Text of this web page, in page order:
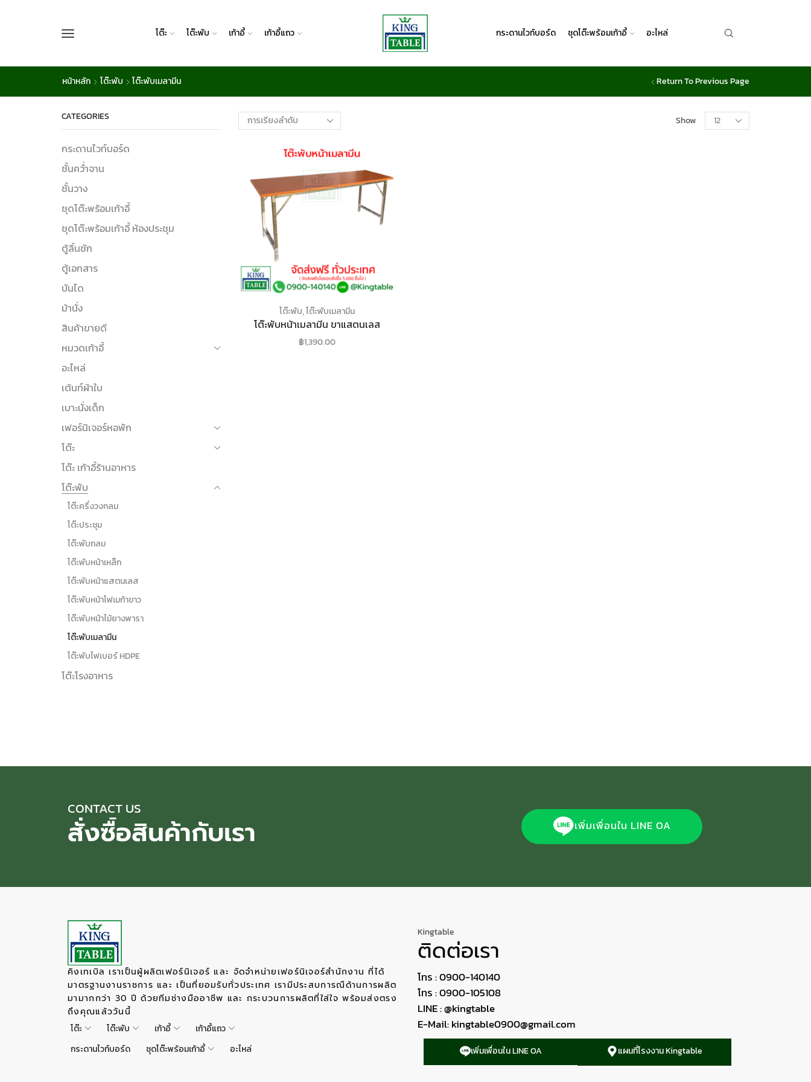
โต๊ะ โต๊ะพับ เก้าอี้ เก้าอี้แถว กระดานไวท์บอร์ด ชุดโต๊ะพร้อมเก้าอี้ อะไหล่
หน้าหลัก โต๊ะพับ โต๊ะพับเมลามีน Return To Previous Page
Show
โต๊ะพับ,โต๊ะพับเมลามีน
โต๊ะพับหน้าเมลามีน ขาแสตนเลส
฿1,390.00
CATEGORIES
กระดานไวท์บอร์ด
ชั้นคว่ำจาน
ชั้นวาง
ชุดโต๊ะพร้อมเก้าอี้
ชุดโต๊ะพร้อมเก้าอี้ ห้องประชุม
ตู้ลิ้นชัก
ตู้เอกสาร
บันได
ม้านั่ง
สินค้าขายดี
หมวดเก้าอี้
อะไหล่
เต้นท์ผ้าใบ
เบาะนั่งเด็ก
เฟอร์นิเจอร์หอพัก
โต๊ะ
โต๊ะ เก้าอี้ร้านอาหาร
โต๊ะพับ
โต๊ะครึ่งวงกลม
โต๊ะประชุม
โต๊ะพับกลม
โต๊ะพับหน้าเหล็ก
โต๊ะพับหน้าแสตนเลส
โต๊ะพับหน้าโฟเมก้าขาว
โต๊ะพับหน้าไม้ยางพารา
โต๊ะพับเมลามีน
โต๊ะพับไฟเบอร์ HDPE
โต๊ะโรงอาหาร
CONTACT US
สั่งซื้อสินค้ากับเรา เพิ่มเพื่อนใน LINE OA
คิงเทเบิล เราเป็นผู้ผลิตเฟอร์นิเจอร์ และ จัดจำหน่ายเฟอร์นิเจอร์สำนักงาน ที่ได้
มาตรฐานงานราชการ และ เป็นที่ยอมรับทั่วประเทศ เรามีประสบการณืด้านการผลิต
มามากกว่า 30 ปี ด้วยทีมช่างมืออาชีพ และ กระบวนการผลิตที่ใส่ใจ พร้อมส่งตรง
ถึงคุณแล้ววันนี้
โต๊ะ
โต๊ะพับ เก้าอี้
เก้าอี้แถว
กระดานไวท์บอร์ด
ชุดโต๊ะพร้อมเก้าอี้ อะไหล่
Kingtable
ติดต่อเรา
โทร : 0900-140140
โทร : 0900-105108
LINE : @kingtable
E-Mail: kingtable0900@gmail.com
เพิ่มเพื่อนใน LINE OA แผนที่โรงงาน Kingtable